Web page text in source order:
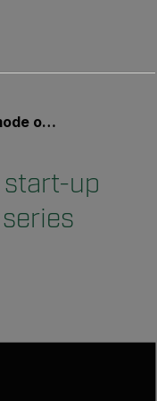
camera?
start-up